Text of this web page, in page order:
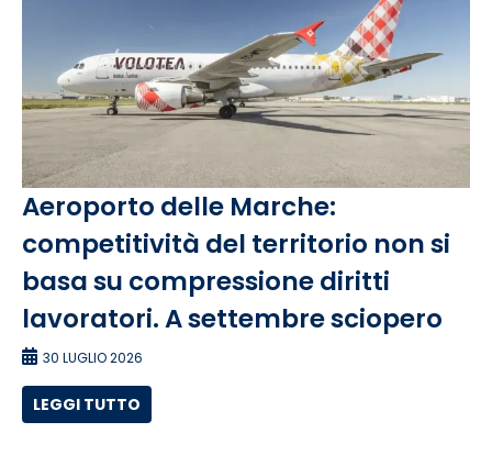
Aeroporto delle Marche:
competitività del territorio non si
basa su compressione diritti
lavoratori. A settembre sciopero
30 LUGLIO 2026
LEGGI TUTTO